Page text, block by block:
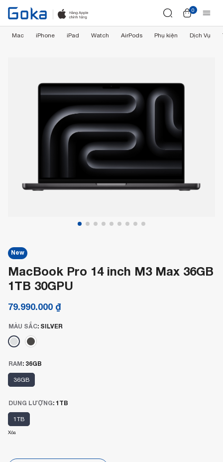
0
Mac iPhone iPad Watch AirPods Phụ kiện Dịch Vụ
New
MacBook Pro 14 inch M3 Max 36GB
1TB 30GPU
79.990.000 ₫
MÀU SẮC: SILVER
RAM: 36GB
36GB
DUNG LƯỢNG: 1TB
1TB
Xóa